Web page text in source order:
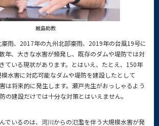
厳島助教
雨、2017年の九州北部豪雨、2019年の台風19号に
年、大きな水害が頻発し、既存のダムや堤防では対
ている現状があります。とはいえ、たとえ、150年
水害に対応可能なダムや堤防を建設したとして
は将来的に発生します。瀬戸先生がおっしゃるよう
の建設だけでは十分な対策とはいえません。
でいるのは、河川からの氾濫を伴う大規模水害が発